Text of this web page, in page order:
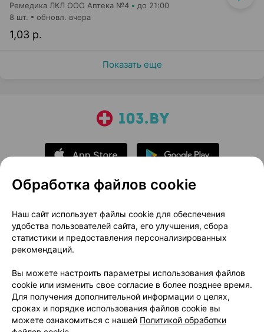
Ремедика ЛКЛ ООО Аптека №4 до 21:00
1,03 р.
8 шт. обновл. вчера
Показать еще
О проекте
Новости проекта
Размещение рекламы
Медицинский маркетинг
Публичный договор
Доставка
Способы оплаты
Вакансии
Партнеры
Написать руководителю 103.by
Написать в поддержку
Персональные настройки Cookie
Обработка файлов cookie
Наш сайт использует файлы cookie для обеспечения
удобства пользователей сайта, его улучшения, сбора
статистики и предоставления персонализированных
рекомендаций.
Вы можете настроить параметры использования файлов
cookie или изменить свое согласие в более позднее время.
Для получения дополнительной информации о целях,
сроках и порядке использования файлов cookie вы
можете ознакомиться с нашей Политикой обработки